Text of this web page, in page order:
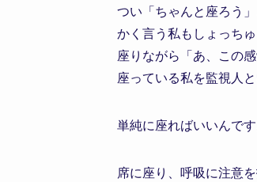
つい「ちゃんと座ろう
かく言う私もしょっちゅ
座りながら「あ、この
座っている私を監視人
単純に座ればいいんです
席に座り、呼吸に注意